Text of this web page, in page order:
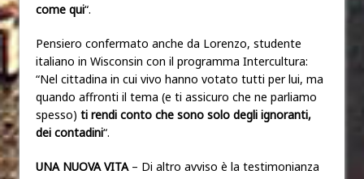
come qui“.
Pensiero confermato anche da Lorenzo, studente
italiano in Wisconsin con il programma Intercultura:
“Nel cittadina in cui vivo hanno votato tutti per lui, ma
quando affronti il tema (e ti assicuro che ne parliamo
spesso) ti rendi conto che sono solo degli ignoranti,
dei contadini“.
UNA NUOVA VITA– Di altro avviso è la testimonianza